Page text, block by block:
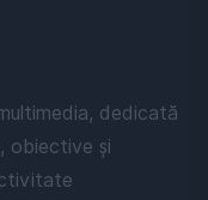
dedicată
obiective și